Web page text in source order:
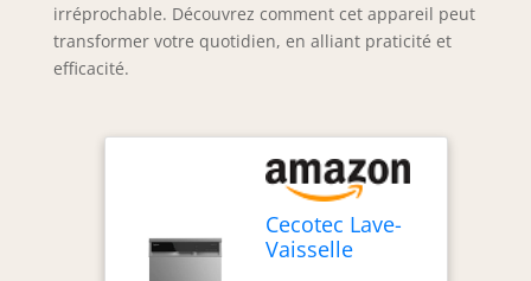
irréprochable. Découvrez comment cet appareil peut
transformer votre quotidien, en alliant praticité et
efficacité.
Cecotec Lave-
Vaisselle